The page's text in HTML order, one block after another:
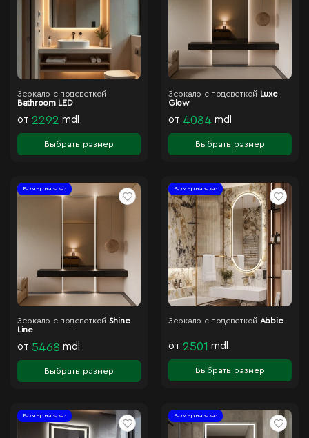
Зеркало с подсветкой
Bathroom LED
от 2292 mdl
Выбрать размер
Зеркало с подсветкой Luxe
Glow
от 4084 mdl
Выбрать размер
Размер на заказ
Зеркало с подсветкой Shine
Line
от 5468 mdl
Выбрать размер
Размер на заказ
Зеркало с подсветкой Abbie
от 2501 mdl
Выбрать размер
Размер на заказ Размер на заказ